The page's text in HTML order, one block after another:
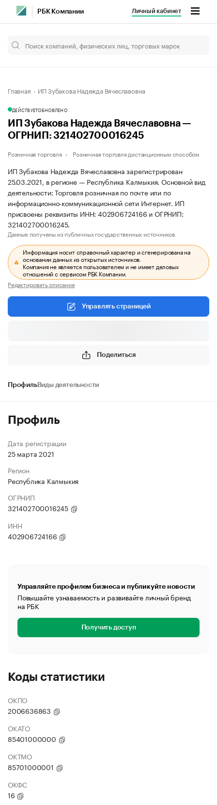
РБК Компании Личный кабинет
Главная ИП Зубакова Надежда Вячеславовна
ДЕЙСТВУЕТОБНОВЛЕНО
ИП Зубакова Надежда Вячеславовна —
ОГРНИП: 321402700016245
Розничная торговля Розничная торговля дистанционным способом
ИП Зубакова Надежда Вячеславовна зарегистрирован
25.03.2021, в регионе — Республика Калмыкия. Основной вид
деятельности: Торговля розничная по почте или по
информационно-коммуникационной сети Интернет. ИП
присвоены реквизиты ИНН: 402906724166 и ОГРНИП:
321402700016245.
Данные получены из публичных государственных источников.
Информация носит справочный характер и сгенерирована на
основании данных из открытых источников.
Компания не является пользователем и не имеет деловых
отношений с сервисом РБК Компании.
Редактировать описание
Управлять страницей
Поделиться
ПрофильВиды деятельности
Профиль
Дата регистрации
25 марта 2021
Регион
Республика Калмыкия
ОГРНИП
321402700016245
ИНН
402906724166
Управляйте профилем бизнеса и публикуйте новости
Повышайте узнаваемость и развивайте личный бренд
на РБК
Получить доступ
Коды статистики
ОКПО
2006636863
ОКАТО
85401000000
ОКТМО
85701000001
ОКФС
16